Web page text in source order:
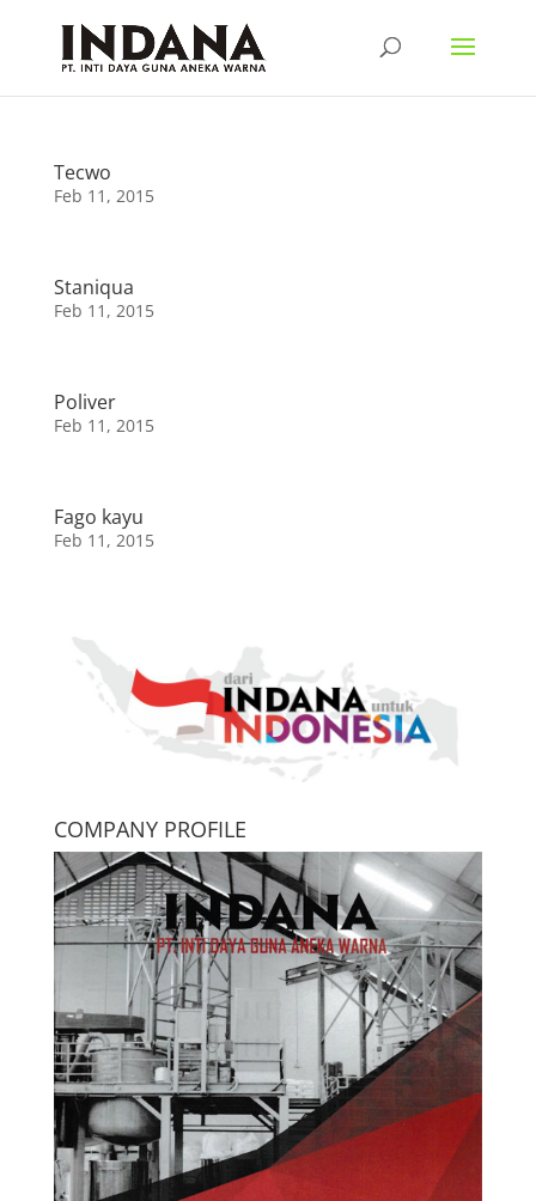
Tecwo
Feb 11, 2015
Staniqua
Feb 11, 2015
Poliver
Feb 11, 2015
Fago kayu
Feb 11, 2015
COMPANY PROFILE